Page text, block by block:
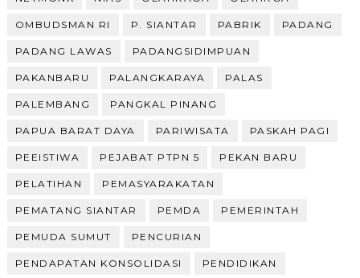
OMBUDSMAN RI P. SIANTAR PABRIK PADANG
PADANG LAWAS PADANGSIDIMPUAN
PAKANBARU PALANGKARAYA PALAS
PALEMBANG PANGKAL PINANG
PAPUA BARAT DAYA PARIWISATA PASKAH PAGI
PEEISTIWA PEJABAT PTPN 5 PEKAN BARU
PELATIHAN PEMASYARAKATAN
PEMATANG SIANTAR PEMDA PEMERINTAH
PEMUDA SUMUT PENCURIAN
PENDAPATAN KONSOLIDASI PENDIDIKAN